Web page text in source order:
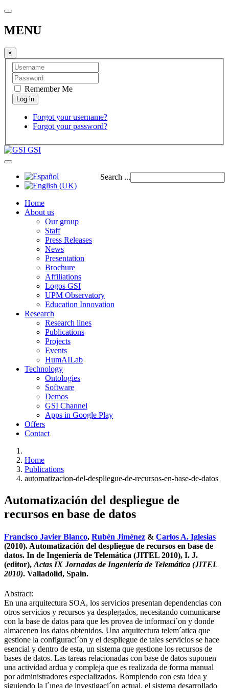
MENU
×
Remember Me
Forgot your username?
Forgot your password?
GSI
Search ...
Home
About us
Our group
Staff
Press Releases
News
Presentation
Brochure
Affiliations
Logos GSI
UPM Observatory
Education Innovation
Research
Research lines
Publications
Projects
Events
HumAILab
Technology
Ontologies
Software
Demos
GSI Channel
Apps in Google Play
Offers
Contact
Home
Publications
automatizacion-del-despliegue-de-recursos-en-base-de-datos
Automatización del despliegue de
recursos en base de datos
Francisco Javier Blanco, Rubén Jiménez & Carlos A. Iglesias
(2010). Automatización del despliegue de recursos en base de
datos. In de Ingeniería de Telemática (JITEL 2010), I. J.
(editor), Actas IX Jornadas de Ingeniería de Telemática (JITEL
2010). Valladolid, Spain.
Abstract:
En una arquitectura SOA, los servicios presentan dependencias con
otros servicios y recursos ya desplegados, necesitando comunicarse
con la base de datos para que les provea de informaci´on y donde
almacenen los datos obtenidos. Una arquitectura telem´atica que
gestione la configuraci´on y el despliegue de tales servicios se hace
esencial y dentro de esta, un sistema que gestione los recursos de
bases de datos. Las tareas relacionadas con base de datos suponen
una actividad ardua y compleja que es realizada de forma manual
por administradores especializados. Rompiendo con esta idea y
siguiendo la l´ınea de investigaci´on actual, el sistema desarrollado